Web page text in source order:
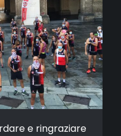
e ringraziare